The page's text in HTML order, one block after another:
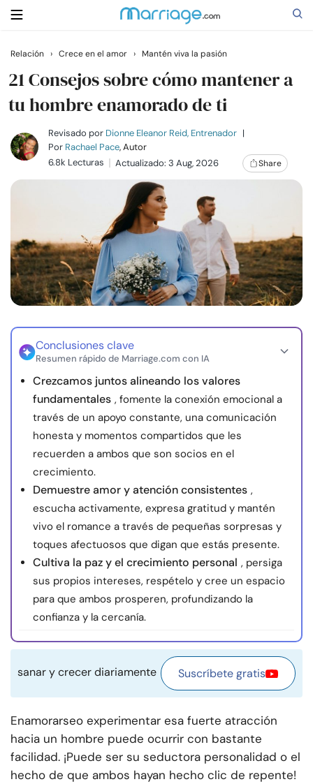
Buscar
Casarse
Relaciones
Ayuda
Cursos
Recursos
Encuentra un terapeuta
Sobre nosotros Contáctanos Escríbenos
Publicidad con
nosotros
© Copyright 2026. Todos los derechos reservados.
Relación › Crece en el amor › Mantén viva la pasión
21 Consejos sobre cómo mantener a
tu hombre enamorado de ti
Revisado por Dionne Eleanor Reid, Entrenador |
Por Rachael Pace, Autor
6.8k Lecturas
Actualizado: 3 Aug, 2026 Share
Conclusiones clave
Resumen rápido de Marriage.com con IA
Crezcamos juntos alineando los valores
fundamentales , fomente la conexión emocional a
través de un apoyo constante, una comunicación
honesta y momentos compartidos que les
recuerden a ambos que son socios en el
crecimiento.
Demuestre amor y atención consistentes ,
escucha activamente, expresa gratitud y mantén
vivo el romance a través de pequeñas sorpresas y
toques afectuosos que digan que estás presente.
Cultiva la paz y el crecimiento personal , persiga
sus propios intereses, respételo y cree un espacio
para que ambos prosperen, profundizando la
confianza y la cercanía.
sanar y crecer diariamente Suscríbete gratis
Enamorarseo experimentar esa fuerte atracción
hacia un hombre puede ocurrir con bastante
facilidad. ¡Puede ser su seductora personalidad o el
hecho de que ambos hayan hecho clic de repente!